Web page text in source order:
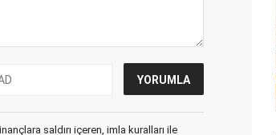
saldırı içeren, imla kuralları ile